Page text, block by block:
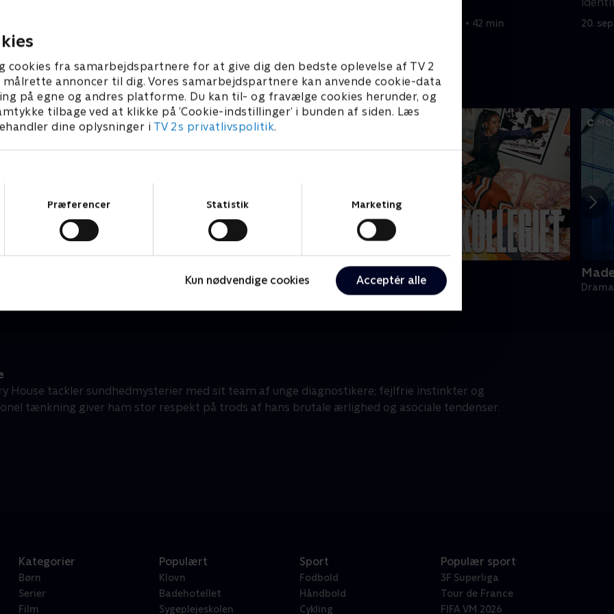
cookies fra samarbejdspartnere for at give dig den bedste oplevelse af TV 2
annoncer til dig. Vores samarbejdspartnere kan anvende cookie-data
på egne og andres platforme. Du kan til- og fravælge cookies herunder, og
tilbage ved at klikke på ’Cookie-indstillinger’ i bunden af siden. Læs
dine oplysninger i TV 2s privatlivspolitik.
Præferencer Statistik Marketing
Kun nødvendige cookies Acceptér alle
2022 • 42 min
20. september 2022 • 42 min 20.
Kollegiet
Drama • 1 sæsoner
House tackler sundhedmysterier med sit team af unge diagnostikere; fejlfrie instinkter og
tænkning giver ham stor respekt på trods af hans brutale ærlighed og asociale tendenser.
Kategorier
Børn
Serier
Film
Populært
Klovn
Badehotellet
Sygeplejeskolen
Sport
Fodbold
Håndbold
Cykling
Populær sport
3F Superliga
Tour de France
FIFA VM 2026